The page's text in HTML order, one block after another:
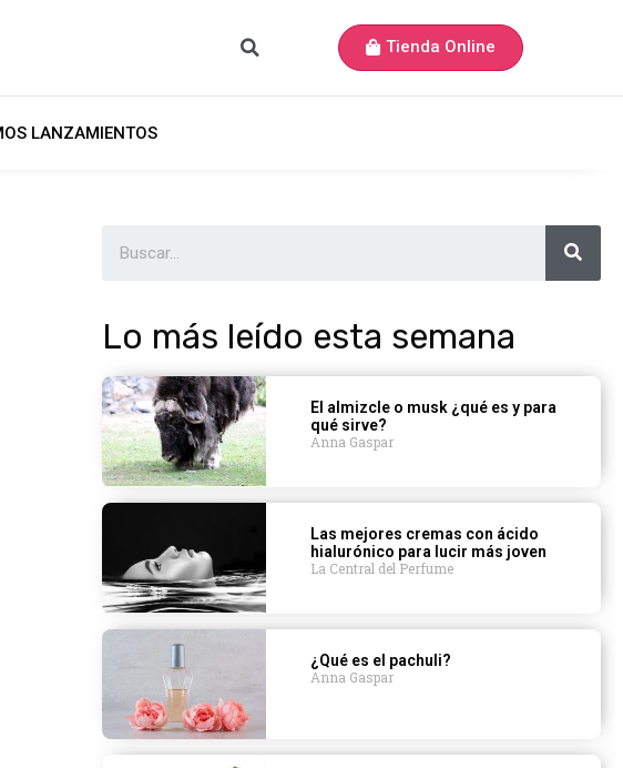
Tienda Online
LANZAMIENTOS
Lo más leído esta semana
El almizcle o musk ¿qué es y para
qué sirve?
Anna Gaspar
Las mejores cremas con ácido
hialurónico para lucir más joven
La Central del Perfume
¿Qué es el pachuli?
Anna Gaspar